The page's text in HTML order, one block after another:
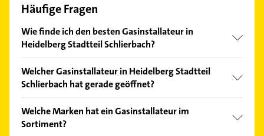
Häufige Fragen
Wie finde ich den besten Gasinstallateur in
Heidelberg Stadtteil Schlierbach?
Kundenmeinungen und profitieren Sie von den
Empfehlungen. Die Suchergebnisse können Sie sich
Welcher Gasinstallateur in Heidelberg Stadtteil
Schlierbach hat gerade geöffnet?
Bitte beachten Sie, dass diese an Sonn- und
Feiertagen abweichen können.
Welche Marken hat ein Gasinstallateur im
Sortiment?